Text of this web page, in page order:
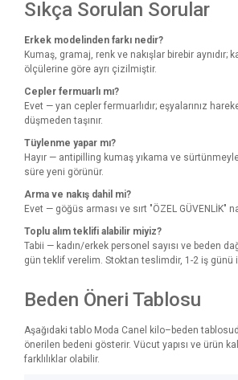
Sıkça Sorulan Sorular
Erkek modelinden farkı nedir?
Kumaş, gramaj, renk ve nakışlar birebir aynıdır;
ölçülerine göre ayrı çizilmiştir.
Cepler fermuarlı mı?
Evet — yan cepler fermuarlıdır; eşyalarınız
düşmeden taşınır.
Tüylenme yapar mı?
Hayır — antipilling kumaş yıkama ve
süre yeni görünür.
Arma ve nakış dahil mi?
Evet — göğüs arması ve sırt "ÖZEL GÜVENLİK"
Toplu alım teklifi alabilir miyiz?
Tabii — kadın/erkek personel sayısı ve beden
gün teklif verelim. Stoktan teslimdir, 1-2 iş günü
Beden Öneri Tablosu
Aşağıdaki tablo Moda Canel kilo–beden
önerilen bedeni gösterir. Vücut yapısı ve ürün
farklılıklar olabilir.